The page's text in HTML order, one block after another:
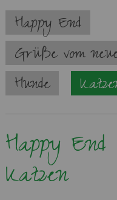
Navigation
überspringen
Happy End
Grüße vom
Hunde
Happy
Katzen